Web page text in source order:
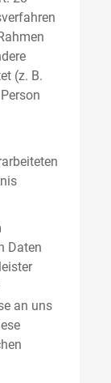
(z. B.
Daten
an uns